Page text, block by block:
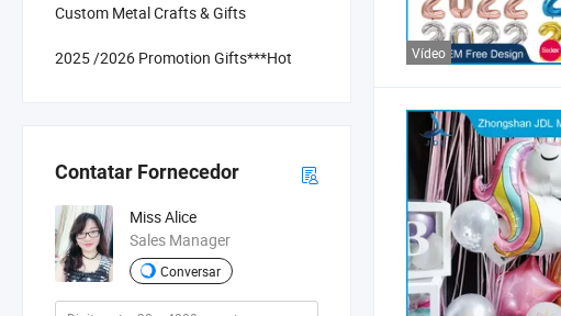
Custom Metal Crafts & Gifts
2025 /2026 Promotion Gifts***Hot
Contatar Fornecedor
Miss Alice
Sales Manager
Conversar
Vídeo